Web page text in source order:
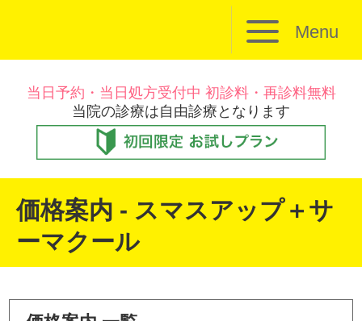
Menu
当日予約・当日処方受付中 初診料・再診料無料
当院の診療は自由診療となります
価格案内 - スマスアップ＋サ
ーマクール